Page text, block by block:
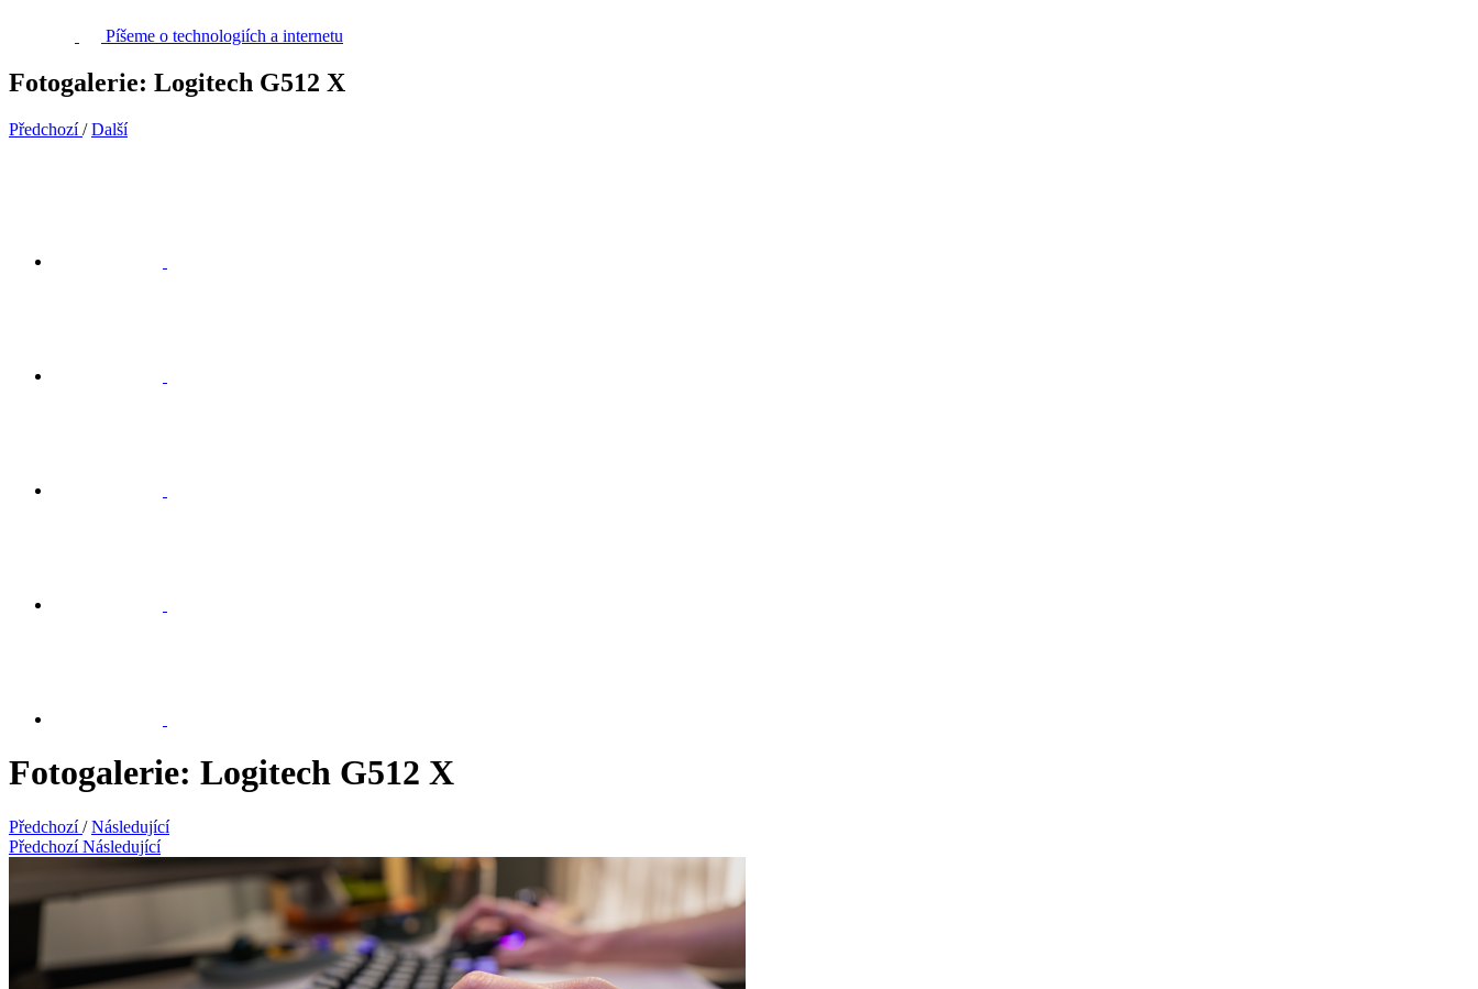
Píšeme o technologiích a internetu
Fotogalerie: Logitech G512 X
Předchozí / Další
Fotogalerie: Logitech G512 X
Předchozí / Následující
Předchozí Následující